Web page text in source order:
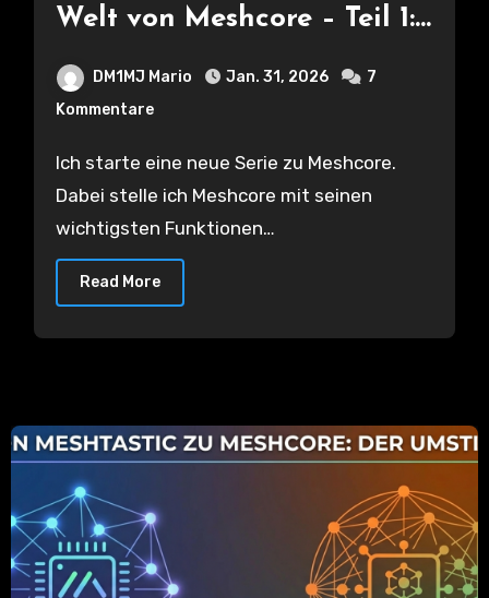
Welt von Meshcore – Teil 1:
und woher kommt
DM1MJ Mario Jan. 31, 2026
7
Kommentare
Ich starte eine neue Serie zu Meshcore.
Dabei stelle ich Meshcore mit seinen
wichtigsten Funktionen…
Read More